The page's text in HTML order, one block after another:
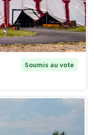
Soumis au vote